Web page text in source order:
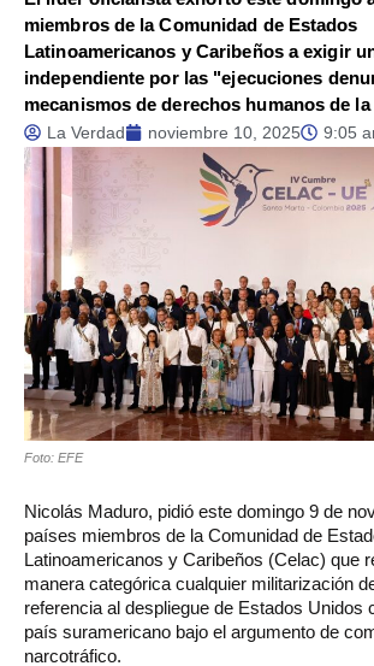
miembros de la Comunidad de Estados
Latinoamericanos y Caribeños a exigir
independiente por las "ejecuciones
mecanismos de derechos humanos de
La Verdad noviembre 10, 2025 9:05
Foto: EFE
Nicolás Maduro, pidió este domingo 9 de
países miembros de la Comunidad de
Latinoamericanos y Caribeños (Celac) que
manera categórica cualquier militarización
referencia al despliegue de Estados Unidos
país suramericano bajo el argumento de
narcotráfico.